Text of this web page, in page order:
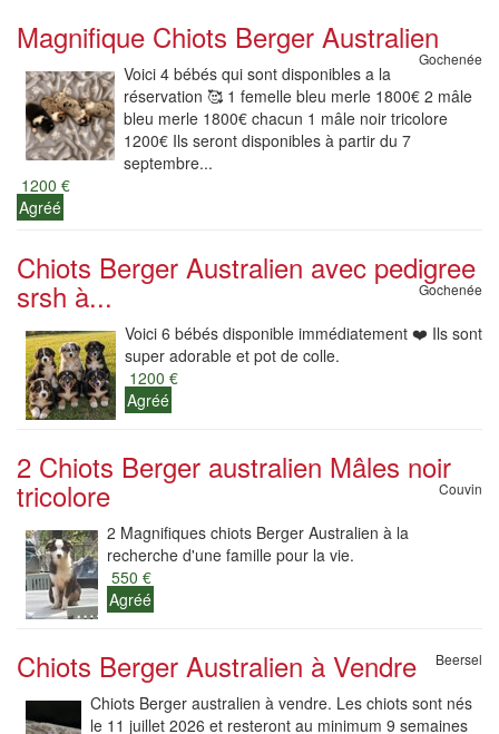
Magnifique Chiots Berger Australien
Gochenée
Voici 4 bébés qui sont disponibles a la
réservation 🥰 1 femelle bleu merle 1800€ 2 mâle
bleu merle 1800€ chacun 1 mâle noir tricolore
1200€ Ils seront disponibles à partir du 7
septembre...
1200 €
Agréé
Chiots Berger Australien avec pedigree
srsh à... Gochenée
Voici 6 bébés disponible immédiatement ❤️ Ils sont
super adorable et pot de colle.
1200 €
Agréé
2 Chiots Berger australien Mâles noir
tricolore Couvin
2 Magnifiques chiots Berger Australien à la
recherche d'une famille pour la vie.
550 €
Agréé
Chiots Berger Australien à Vendre Beersel
Chiots Berger australien à vendre. Les chiots sont nés
le 11 juillet 2026 et resteront au minimum 9 semaines